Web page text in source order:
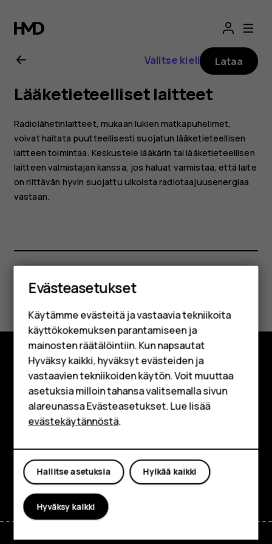
Nokia
G21
käyttöopas
Älypuhelimet
Perinteiset puhelimet
Lisävarusteet
HMD Terra M
Yrityksille
Tabletit
Shop
Valitse kieli Lataa
Lääketieteelliset laitteet
Radiolähetinlaitteet, mukaan lukien matkapuhelimet,
voivat haitata puutteellisesti suojatun lääketieteellisen
laitteen toimintaa. Keskustele lääkärin tai lääketieteellisen
laitteen valmistajan kanssa, jos haluat varmistaa, että laite
on riittävän hyvin suojattu ulkoista radiotaajuusenergiaa
vastaan.
Oliko tästä apua?
Kyllä Ei
Tutustu
Tietoa meistä
Planet and people
Tuki
FacebookInstagram
TiktokYoutubeLinkedinDiscord
Evästeasetukset
Käytämme evästeitä ja vastaavia tekniikoita
käyttökokemuksen parantamiseen ja
mainosten räätälöintiin. Kun napsautat
Hyväksy kaikki, hyväksyt evästeiden ja
vastaavien tekniikoiden käytön. Voit muuttaa
asetuksia milloin tahansa valitsemalla sivun
alareunassa Evästeasetukset. Lue lisää
evästekäytännöstä.
Hylkää kaikki
Hallitse asetuksia
Hyväksy kaikki